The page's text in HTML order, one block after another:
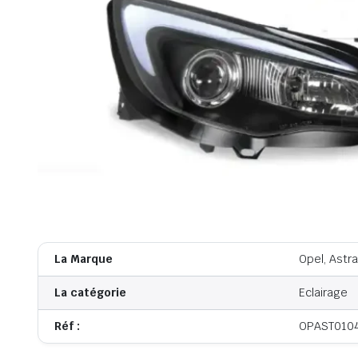
La Marque Opel,
La catégorie Eclairage
Réf :